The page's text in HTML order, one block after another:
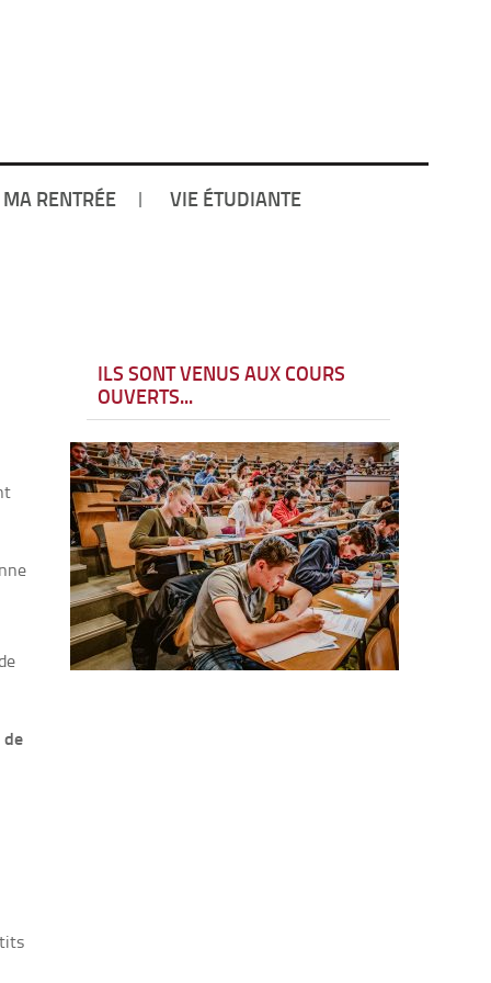
RENTRÉE VIE ÉTUDIANTE
ILS SONT VENUS AUX COURS
OUVERTS...